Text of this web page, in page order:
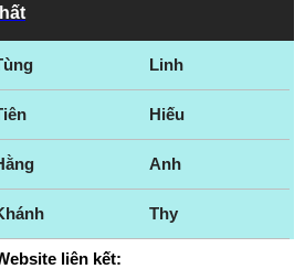
Linh
Hiếu
Anh
Thy
liên kết: